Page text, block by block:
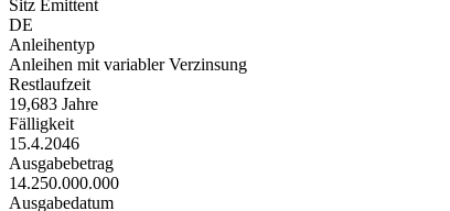
Sitz Emittent
DE
Anleihentyp
Anleihen mit variabler Verzinsung
Restlaufzeit
19,683 Jahre
Fälligkeit
15.4.2046
Ausgabebetrag
14.250.000.000
Ausgabedatum